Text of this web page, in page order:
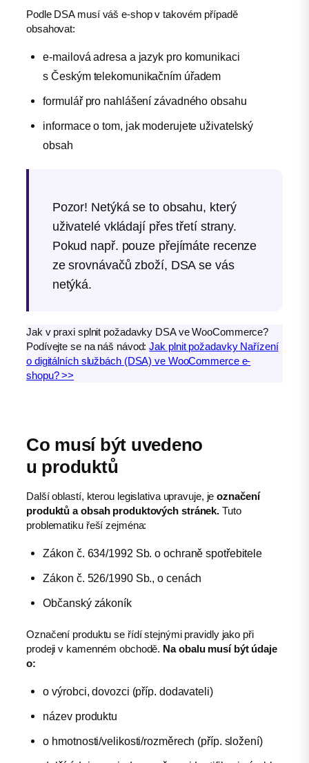
Podle DSA musí váš e-shop v takovém případě
obsahovat:
e-mailová adresa a jazyk pro komunikaci
s Českým telekomunikačním úřadem
formulář pro nahlášení závadného obsahu
informace o tom, jak moderujete uživatelský
obsah
Pozor! Netýká se to obsahu, který
uživatelé vkládají přes třetí strany.
Pokud např. pouze přejímáte recenze
ze srovnávačů zboží, DSA se vás
netýká.
Jak v praxi splnit požadavky DSA ve WooCommerce?
Podívejte se na náš návod:Jak plnit požadavky Nařízení
o digitálních službách (DSA) ve WooCommerce e-
shopu? >>
Co musí být uvedeno
u produktů
Další oblastí, kterou legislativa upravuje, jeoznačení
produktů a obsah produktových stránek.Tuto
problematiku řeší zejména:
Zákon č. 634/1992 Sb. o ochraně spotřebitele
Zákon č. 526/1990 Sb., o cenách
Občanský zákoník
Označení produktu se řídí stejnými pravidly jako při
prodeji v kamenném obchodě. Na obalu musí být údaje
o:
o výrobci, dovozci (příp. dodavateli)
název produktu
o hmotnosti/velikosti/rozměrech (příp. složení)